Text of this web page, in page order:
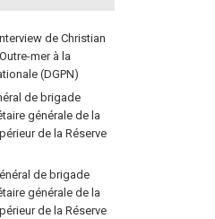
de Christian
mer à la
(DGPN)
de brigade
générale de la
de la Réserve
de brigade
générale de la
de la Réserve